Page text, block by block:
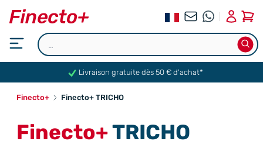
Livraison gratuite dès 50 € d'achat*
Finecto+ Finecto+ TRICHO
Finecto+TRICHO